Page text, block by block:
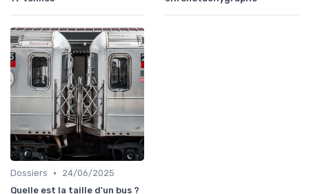
Dossiers •
24/06/2025
Quelle est la taille d'un bus ?